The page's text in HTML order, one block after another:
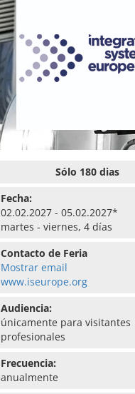
Sólo 180 dias
Fecha:
02.02.2027 - 05.02.2027*
martes - viernes, 4 días
Contacto de Feria
Mostrar email
www.iseurope.org
Audiencia:
únicamente para visitantes
profesionales
Frecuencia:
anualmente